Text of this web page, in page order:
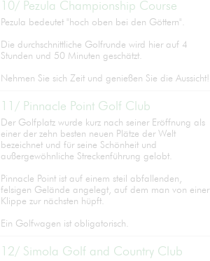
10/ Pezula Championship Course
Pezula bedeutet "hoch oben bei den Göttern".
Die durchschnittliche Golfrunde wird hier auf 4
Stunden und 50 Minuten geschätzt.
Nehmen Sie sich Zeit und genießen Sie die Aussicht!
11/ Pinnacle Point Golf Club
Der Golfplatz wurde kurz nach seiner Eröffnung als
einer der zehn besten neuen Plätze der Welt
bezeichnet und für seine Schönheit und
außergewöhnliche Streckenführung gelobt.
Pinnacle Point ist auf einem steil abfallenden,
felsigen Gelände angelegt, auf dem man von einer
Klippe zur nächsten hüpft.
Ein Golfwagen ist obligatorisch.
12/ Simola Golf and Country Club